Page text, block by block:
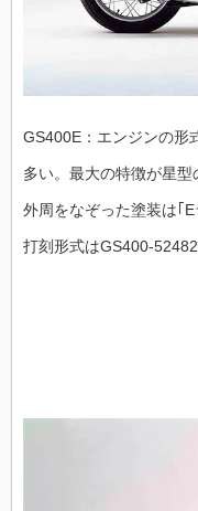
GS400E：エンジンの形
多い。最大の特徴が星
外周をなぞった塗装は｢
打刻形式はGS400-52482